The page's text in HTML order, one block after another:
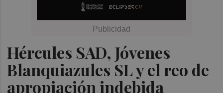
Hércules SAD, Jóvenes
Blanquiazules SL y el reo de
apropiación indebida